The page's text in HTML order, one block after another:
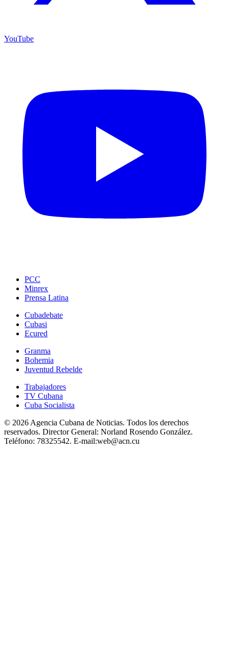
YouTube
PCC
Minrex
Prensa Latina
Cubadebate
Cubasi
Ecured
Granma
Bohemia
Juventud Rebelde
Trabajadores
TV Cubana
Cuba Socialista
© 2026 Agencia Cubana de Noticias. Todos los derechos
reservados. Director General: Norland Rosendo González.
Teléfono: 78325542. E-mail:web@acn.cu